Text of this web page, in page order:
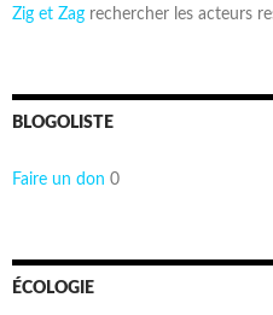
Zig et Zag rechercher les acteurs
BLOGOLISTE
Faire un don 0
ÉCOLOGIE